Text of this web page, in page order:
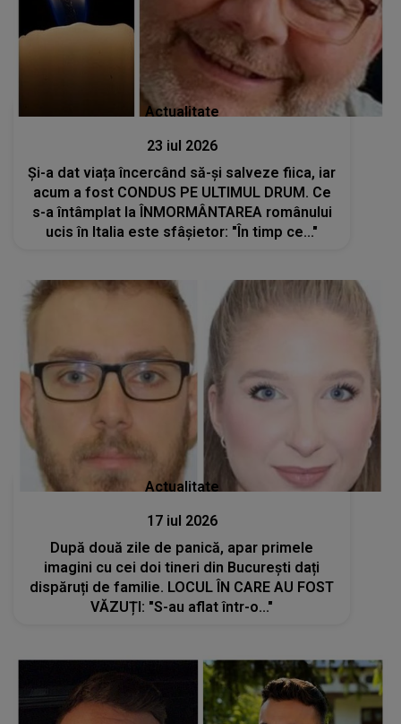
Actualitate
23 iul 2026
Și-a dat viața încercând să-și salveze fiica, iar
acum a fost CONDUS PE ULTIMUL DRUM. Ce
s-a întâmplat la ÎNMORMÂNTAREA românului
ucis în Italia este sfâșietor: "În timp ce..."
Actualitate
17 iul 2026
După două zile de panică, apar primele
imagini cu cei doi tineri din Bucureşti dați
dispăruți de familie. LOCUL ÎN CARE AU FOST
VĂZUȚI: "S-au aflat într-o..."